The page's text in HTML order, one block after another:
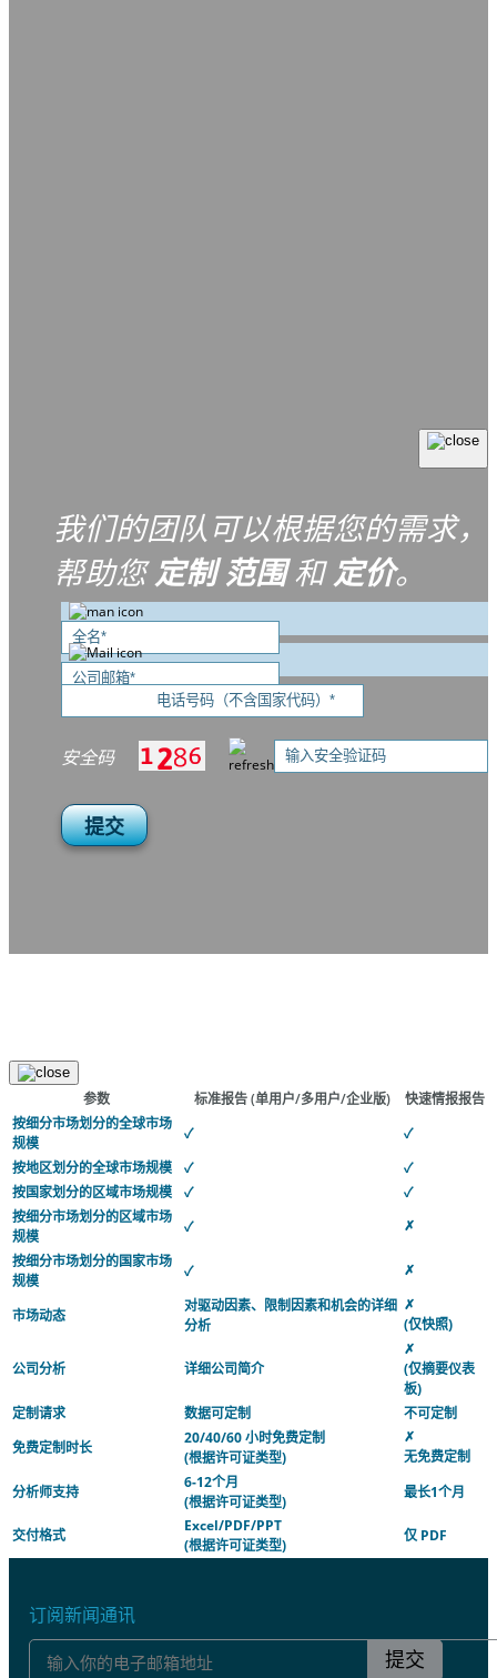
我们的团队可以根据您的需求，
帮助您定制 范围和定价。
安全码
提交
参数 标准报告(单用户/多用户/企业版)
快速情报报告
按细分市场划分的全球市场
规模
✓
✓
按地区划分的全球市场规模
✓
✓
按国家划分的区域市场规模
✓
✓
按细分市场划分的区域市场
规模
✓
✗
按细分市场划分的国家市场
规模
✓ ✗
市场动态
对驱动因素、限制因素和机会的详细
分析
✗
(仅快照)
公司分析 详细公司简介
✗
(仅摘要仪表
板)
定制请求
数据可定制
不可定制
免费定制时长
20/40/60 小时免费定制
(根据许可证类型)
✗
无免费定制
分析师支持
6-12个月
(根据许可证类型)
最长1个月
交付格式
Excel/PDF/PPT
(根据许可证类型)
仅 PDF
订阅新闻通讯
提交